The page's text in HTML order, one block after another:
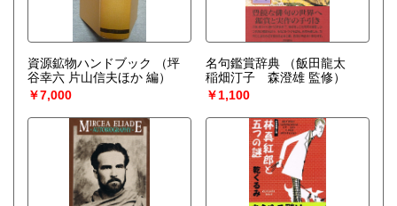
資源鉱物ハンドブック
（坪
谷幸六 片山信夫ほか 編）
￥7,000
名句鑑賞辞典
（飯田龍太
稲畑汀子 森澄雄 監修）
￥1,100